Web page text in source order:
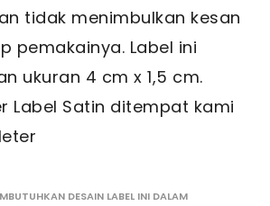
tidak menimbulkan kesan
pemakainya. Label ini
ukuran 4 cm x 1,5 cm.
Label Satin ditempat kami
DESAIN LABEL INI DALAM